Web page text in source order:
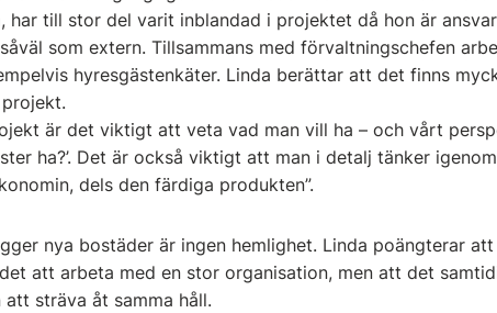
har till stor del varit inblandad i projektet då hon är
som extern. Tillsammans med förvaltningschefen
hyresgästenkäter. Linda berättar att det finns
är det viktigt att veta vad man vill ha – och vårt
ha?’. Det är också viktigt att man i detalj tänker
dels den färdiga produkten”.
nya bostäder är ingen hemlighet. Linda poängterar
att arbeta med en stor organisation, men att det
sträva åt samma håll.